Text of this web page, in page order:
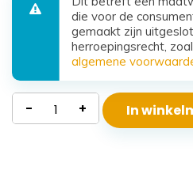
die voor de
gemaakt zijn
herroepingsrecht,
algemene
Matras
- + In